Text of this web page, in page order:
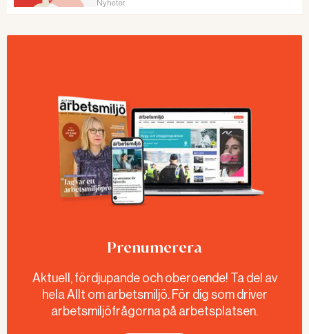
Nyheter
Prenumerera
Aktuell, fördjupande och oberoende! Ta del av
hela Allt om arbetsmiljö. För dig som driver
arbetsmiljöfrågorna på arbetsplatsen.